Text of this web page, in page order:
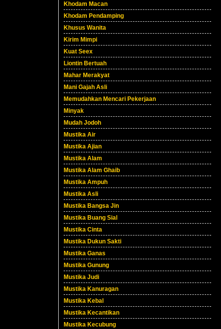
Khodam Macan
Khodam Pendamping
Khusus Wanita
Kirim Mimpi
Kuat Seex
Liontin Bertuah
Mahar Merakyat
Mani Gajah Asli
Memudahkan Mencari Pekerjaan
Minyak
Mudah Jodoh
Mustika Air
Mustika Ajian
Mustika Alam
Mustika Alam Ghaib
Mustika Ampuh
Mustika Asli
Mustika Bangsa Jin
Mustika Buang Sial
Mustika Cinta
Mustika Dukun Sakti
Mustika Ganas
Mustika Gunung
Mustika Judi
Mustika Kanuragan
Mustika Kebal
Mustika Kecantikan
Mustika Kecubung